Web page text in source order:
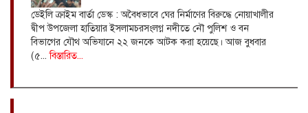
ডেইলি ক্রাইম বার্তা ডেস্ক : অবৈধভাবে ঘের নির্মাণের বিরুদ্ধে নোয়াখালীর
দ্বীপ উপজেলা হাতিয়ার ইসলামচরসংলগ্ন নদীতে নৌ পুলিশ ও বন
বিভাগের যৌথ অভিযানে ২২ জনকে আটক করা হয়েছে। আজ বুধবার
(৫...বিস্তারিত...